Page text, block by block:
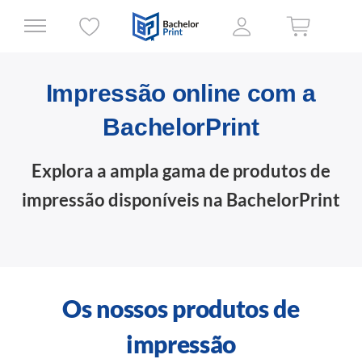
Impressão online com a
BachelorPrint
Explora a ampla gama de produtos de
impressão disponíveis na BachelorPrint
Os nossos produtos de
impressão